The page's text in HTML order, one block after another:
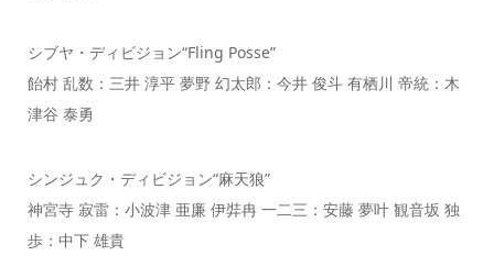
シブヤ・ディビジョン“Fling Posse”
飴村 乱数：三井 淳平 夢野 幻太郎：今井 俊斗 有栖川 帝統：木
津谷 泰勇
シンジュク・ディビジョン“麻天狼”
神宮寺 寂雷：小波津 亜廉 伊弉冉 一二三：安藤 夢叶 観音坂 独
歩：中下 雄貴